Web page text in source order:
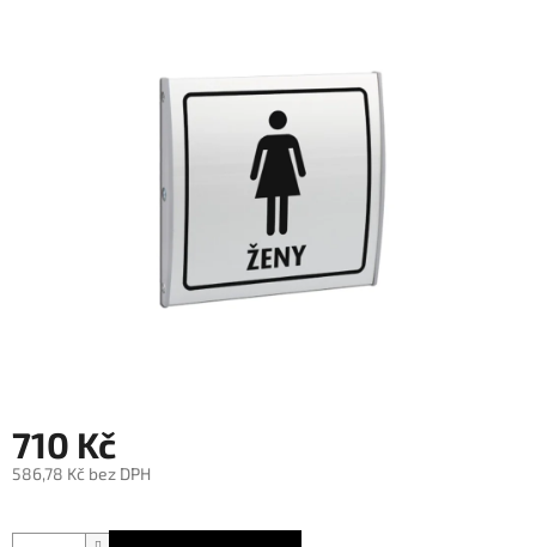
710 Kč
586,78 Kč bez DPH
cena: